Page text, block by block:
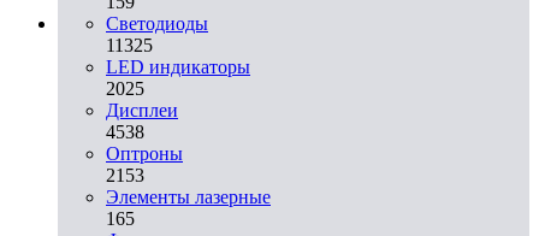
Светодиоды
11325
LED индикаторы
2025
Дисплеи
4538
Оптроны
2153
Элементы лазерные
165